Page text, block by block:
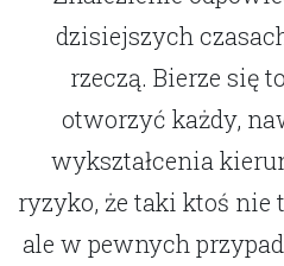
dzisiejszych
rzeczą. Bierze się
otworzyć każdy,
wykształcenia
ryzyko, że taki ktoś nie
ale w pewnych